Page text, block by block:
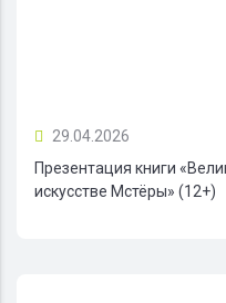
29.04.2026
Презентация книги
искусстве Мстёры» (12+)